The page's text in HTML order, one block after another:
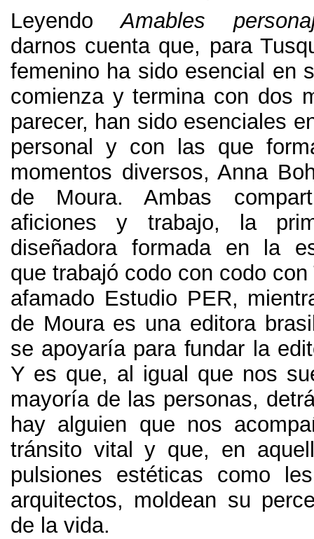
Leyendo
Amables
darnos cuenta que, para
femenino ha sido esencial en
comienza y termina con dos
parecer, han sido esenciales
personal y con las que
momentos diversos,Anna
de Moura.Ambas
aficiones y trabajo,
la
diseñadora formada en la
que trabajó codo con codo
afamado Estudio PER,
de Moura es una editora
se apoyaría para fundar la
Y es que, al igual que nos
mayoría de las personas,
hay alguien que nos
tránsito vital y que, en
pulsiones estéticas como
arquitectos, moldean su
de la vida.